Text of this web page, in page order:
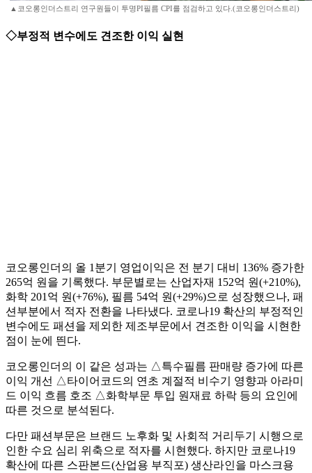
▲코오롱인더스트리 연구원들이 투명PI필름 CPI를 점검하고 있다.(코오롱인더스트리)
◇부정적 변수에도 견조한 이익 실현
코오롱인더의 올 1분기 영업이익은 전 분기 대비 136% 증가한
265억 원을 기록했다. 부문별로는 산업자재 152억 원(+210%),
화학 201억 원(+76%), 필름 54억 원(+29%)으로 성장했으나, 패
션부분에서 적자 전환을 나타냈다. 코로나19 확산의 부정적인
변수에도 패션을 제외한 제조부문에서 견조한 이익을 시현한
점이 눈에 띈다.
코오롱인더의 이 같은 성과는 △특수필름 판매량 증가에 따른
이익 개선 △타이어코드의 연초 계절적 비수기 영향과 아라미
드 이익 흐름 호조 △화학부문 투입 원재료 하락 등의 요인에
따른 것으로 분석된다.
다만 패션부문은 브랜드 노후화 및 사회적 거리두기 시행으로
인한 수요 심리 위축으로 적자를 시현했다. 하지만 코로나19
확산에 따른 스판본드(산업용 부직포) 생산라인을 마스크용